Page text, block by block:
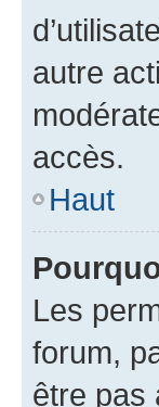
autre
accès.
Haut
Les
forum,
être pas